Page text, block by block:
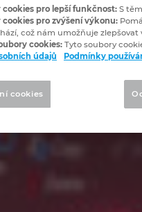
cookies pro lepší funkčnost: S
cookies pro zvýšení výkonu:
což nám umožňuje zlepšovat
cookies: Tyto soubory
údajů
Podmínky
cookies